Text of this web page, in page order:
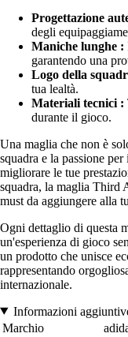
Progettazione
degli
Maniche lunghe :
garantendo una
Logo della
tua lealtà.
Materiali tecnici :
durante il gioco.
Una maglia che non è
squadra e la passione
migliorare le tue
squadra, la maglia Third
must da aggiungere alla
Ogni dettaglio di questa
un'esperienza di gioco
un prodotto che unisce
rappresentando
internazionale.
Informazioni
Marchio